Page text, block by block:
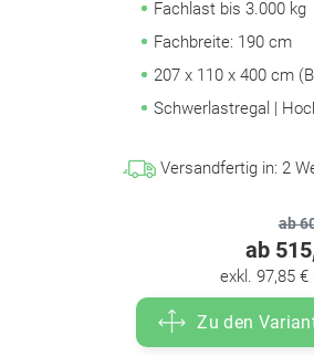
Fachlast bis 3.000 kg
Fachbreite: 190 cm
207 x 110 x 400 cm
Schwerlastregal |
Versandfertig in: 2
ab
ab
exkl. 97,85 €
Zu den